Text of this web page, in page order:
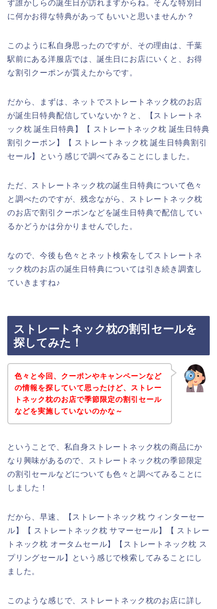
ず誰かしらの誕生日が訪れますからね。そんな特別日
に何かお得な特典があってもいいと思いませんか？
このように私自身思ったのですが、その理由は、千葉
駅前にある洋服店では、誕生日にお店にいくと、お得
な割引クーポンが貰えたからです。
だから、まずは、ネットでストレートネック枕のお店
が誕生日特典配信していないか？と、【ストレートネ
ック枕 誕生日特典】【 ストレートネック枕 誕生日特典
割引クーポン】【 ストレートネック枕 誕生日特典割引
セール】という感じで調べてみることにしました。
ただ、ストレートネック枕の誕生日特典について色々
と調べたのですが、残念ながら、ストレートネック枕
のお店で割引クーポンなどを誕生日特典で配信してい
るかどうかは分かりませんでした。
なので、今後も色々とネット検索をしてストレートネ
ック枕のお店の誕生日特典については引き続き調査し
ていきますね♪
ストレートネック枕の割引セールを
探してみた！
色々と今回、クーポンやキャンペーンなど
の情報を探していて思ったけど、ストレー
トネック枕のお店で季節限定の割引セール
などを実施していないのかな～
ということで、私自身ストレートネック枕の商品にか
なり興味があるので、ストレートネック枕の季節限定
の割引セールなどについても色々と調べてみることに
しました！
だから、早速、【ストレートネック枕 ウィンターセー
ル】【 ストレートネック枕 サマーセール】【 ストレー
トネック枕 オータムセール】【ストレートネック枕 ス
プリングセール】という感じで検索してみることにし
ました。
このような感じで、ストレートネック枕のお店に詳し